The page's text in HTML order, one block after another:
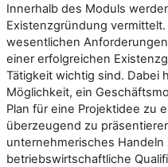
Innerhalb des Moduls
Existenzgründung
wesentlichen
einer erfolgreichen
Tätigkeit wichtig sind. Dabei
Möglichkeit, ein
Plan für eine Projektidee zu
überzeugend zu
unternehmerisches
betriebswirtschaftliche